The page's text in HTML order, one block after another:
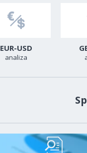
EUR-USD
analiza